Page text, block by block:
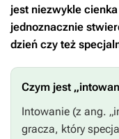
jest niezwykle
jednoznacznie
dzień czy też
Czym jest
Intowanie (z ang.
gracza, który